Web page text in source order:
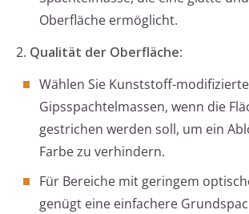
Oberfläche ermöglicht.
2. Qualität der Oberfläche:
Wählen Sie Kunststoff-modifizierte
Gipsspachtelmassen, wenn die
gestrichen werden soll, um ein
Farbe zu verhindern.
Für Bereiche mit geringem
genügt eine einfachere